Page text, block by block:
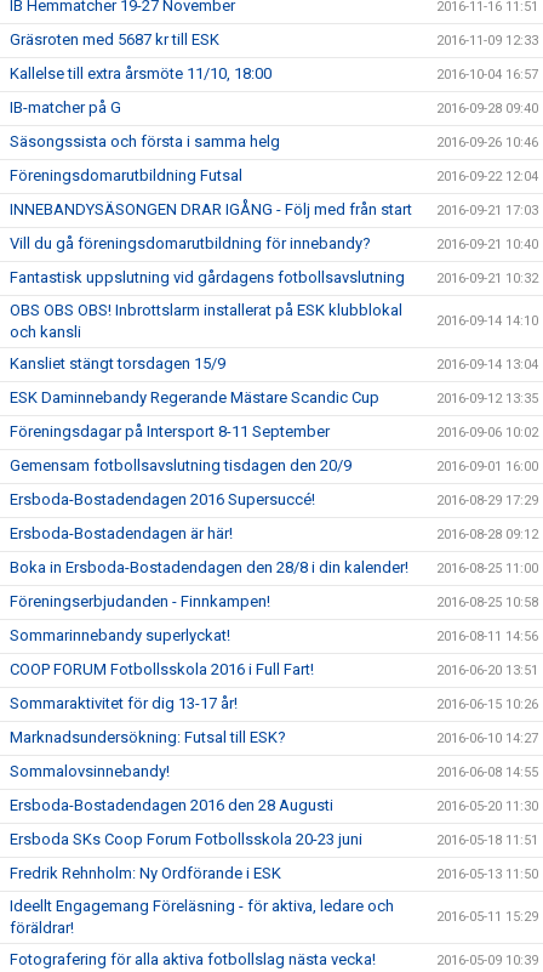
IB Hemmatcher 19-27 November 2016-11-16 11:51
Gräsroten med 5687 kr till ESK 2016-11-09 12:33
Kallelse till extra årsmöte 11/10, 18:00 2016-10-04 16:57
IB-matcher på G 2016-09-28 09:40
Säsongssista och första i samma helg 2016-09-26 10:46
Föreningsdomarutbildning Futsal 2016-09-22 12:04
INNEBANDYSÄSONGEN DRAR IGÅNG - Följ med från start 2016-09-21 17:03
Vill du gå föreningsdomarutbildning för innebandy? 2016-09-21 10:40
Fantastisk uppslutning vid gårdagens fotbollsavslutning 2016-09-21 10:32
OBS OBS OBS! Inbrottslarm installerat på ESK klubblokal
och kansli
2016-09-14 14:10
Kansliet stängt torsdagen 15/9 2016-09-14 13:04
ESK Daminnebandy Regerande Mästare Scandic Cup 2016-09-12 13:35
Föreningsdagar på Intersport 8-11 September 2016-09-06 10:02
Gemensam fotbollsavslutning tisdagen den 20/9 2016-09-01 16:00
Ersboda-Bostadendagen 2016 Supersuccé! 2016-08-29 17:29
Ersboda-Bostadendagen är här! 2016-08-28 09:12
Boka in Ersboda-Bostadendagen den 28/8 i din kalender! 2016-08-25 11:00
Föreningserbjudanden - Finnkampen! 2016-08-25 10:58
Sommarinnebandy superlyckat! 2016-08-11 14:56
COOP FORUM Fotbollsskola 2016 i Full Fart! 2016-06-20 13:51
Sommaraktivitet för dig 13-17 år! 2016-06-15 10:26
Marknadsundersökning: Futsal till ESK? 2016-06-10 14:27
Sommalovsinnebandy! 2016-06-08 14:55
Ersboda-Bostadendagen 2016 den 28 Augusti 2016-05-20 11:30
Ersboda SKs Coop Forum Fotbollsskola 20-23 juni 2016-05-18 11:51
Fredrik Rehnholm: Ny Ordförande i ESK 2016-05-13 11:50
Ideellt Engagemang Föreläsning - för aktiva, ledare och
föräldrar!
2016-05-11 15:29
Fotografering för alla aktiva fotbollslag nästa vecka! 2016-05-09 10:39